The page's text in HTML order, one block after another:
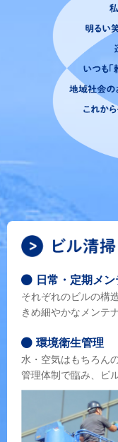
日常・定期メ
それぞれのビルの構
きめ細やかなメンテ
環境衛生管理
水・空気はもちろん
管理体制で臨み、ビ